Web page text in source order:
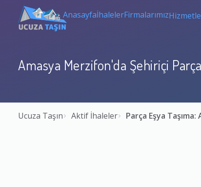
AnasayfaİhalelerFirmalarımız
Amasya Merzifon'da Şehiriçi
Ucuza Taşın Aktif İhaleler Parça Eşya